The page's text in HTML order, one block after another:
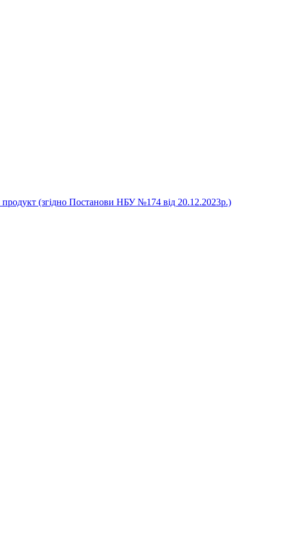
продукт (згідно Постанови НБУ №174 від 20.12.2023р.)